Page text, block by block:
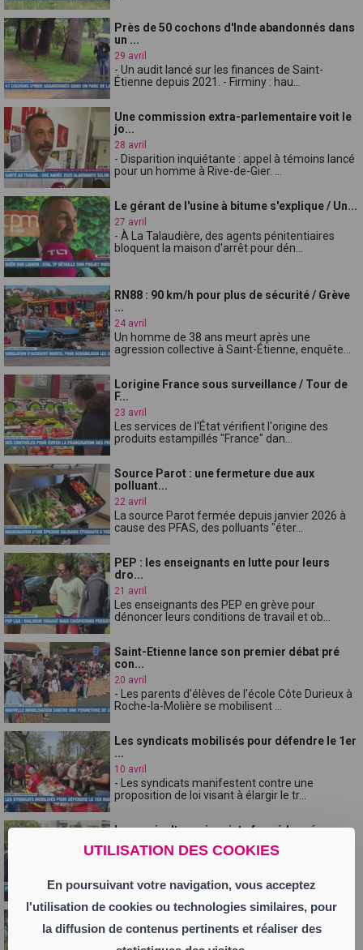
UTILISATION DES COOKIES
En poursuivant votre navigation, vous acceptez
l'utilisation de cookies ou technologies similaires, pour
la diffusion de contenus pertinents et réaliser des
Près de 50 cochons d'Inde abandonnés dans
un ...
29 avril
- Un audit lancé sur les finances de Saint-
Étienne depuis 2021. - Firminy : hau...
Une commission extra-parlementaire voit le
jo...
28 avril
- Disparition inquiétante : appel à témoins lancé
pour un homme à Rive-de-Gier. ...
Le gérant de l'usine à bitume s'explique / Un...
27 avril
- À La Talaudière, des agents pénitentiaires
bloquent la maison d'arrêt pour dén...
RN88 : 90 km/h pour plus de sécurité / Grève
...
24 avril
Un homme de 38 ans meurt après une
agression collective à Saint-Étienne, enquête...
Lorigine France sous surveillance / Tour de
F...
23 avril
Les services de l'État vérifient l'origine des
produits estampillés "France" dan...
Source Parot : une fermeture due aux
polluant...
22 avril
La source Parot fermée depuis janvier 2026 à
cause des PFAS, des polluants "éter...
PEP : les enseignants en lutte pour leurs
dro...
21 avril
Les enseignants des PEP en grève pour
dénoncer leurs conditions de travail et ob...
Saint-Etienne lance son premier débat pré
con...
20 avril
- Les parents d'élèves de l'école Côte Durieux à
Roche-la-Molière se mobilisent ...
Les syndicats mobilisés pour défendre le 1er
...
10 avril
- Les syndicats manifestent contre une
proposition de loi visant à élargir le tr...
Les agriculteurs inquiets face à la présence
9 avril
d'action violente à Saint-Étienne à l...
cent...
8 avril